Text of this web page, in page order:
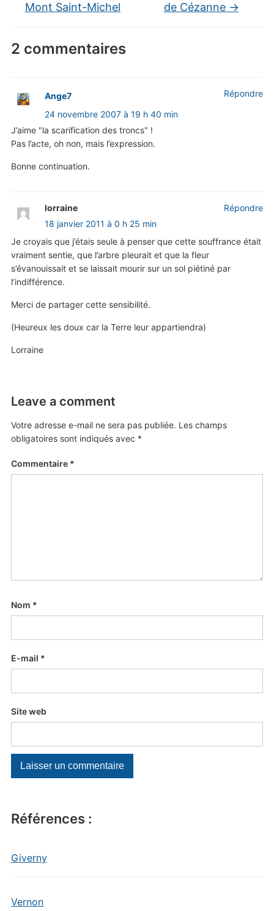
Références :
Giverny
Vernon
Mont Saint-Michel
de Cézanne →
2 commentaires
Ange7
24 novembre 2007 à 19 h 40 min
J’aime "la scarification des troncs" !
Pas l’acte, oh non, mais l’expression.
Bonne continuation.
Répondre
lorraine
18 janvier 2011 à 0 h 25 min
Je croyais que j’étais seule à penser que cette souffrance était
vraiment sentie, que l’arbre pleurait et que la fleur
s’évanouissait et se laissait mourir sur un sol piétiné par
l’indifférence.
Merci de partager cette sensibilité.
(Heureux les doux car la Terre leur appartiendra)
Lorraine
Répondre
Leave a comment
Votre adresse e-mail ne sera pas publiée. Les champs
obligatoires sont indiqués avec *
Commentaire *
Nom *
E-mail *
Site web